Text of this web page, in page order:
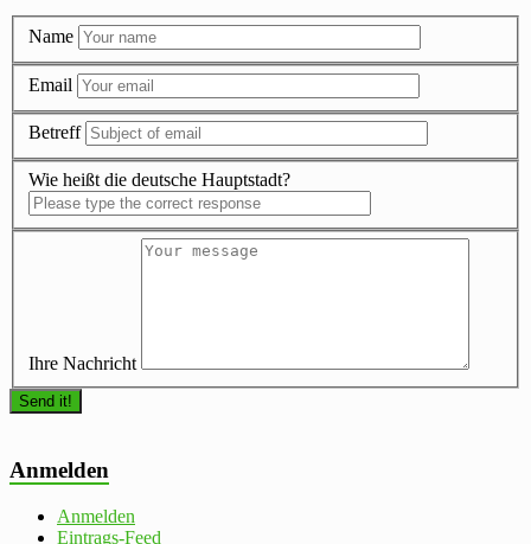
Name
Email
Betreff
Wie heißt die deutsche Hauptstadt?
Ihre Nachricht
Anmelden
Anmelden
Eintrags-Feed